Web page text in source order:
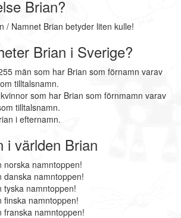
Brian?
/ Namnet Brian betyder liten kulle!
Brian i Sverige?
män som har Brian som förnamn varav
tilltalsnamn.
som har Brian som förnmamn varav
tilltalsnamn.
i efternamn.
i världen Brian
norska namntoppen!
danska namntoppen!
tyska namntoppen!
finska namntoppen!
franska namntoppen!